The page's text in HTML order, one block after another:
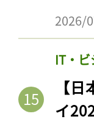
2026/
IT・
【
イ